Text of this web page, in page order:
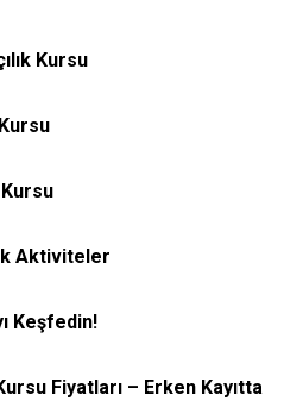
Kursu
Aktiviteler
Keşfedin!
Fiyatları – Erken Kayıtta